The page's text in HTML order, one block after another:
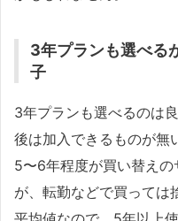
3年プランも選べる
子
3年プランも選べるのは
後は加入できるものが無
5〜6年程度が買い替え
が、転勤などで買っては